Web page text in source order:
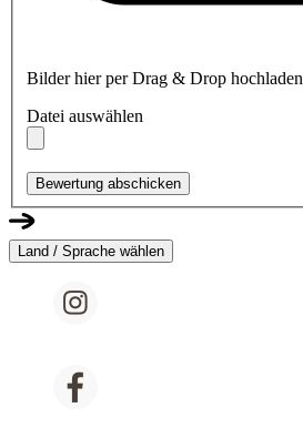
Bilder hier per Drag & Drop hochladen
Datei auswählen
Bewertung abschicken
Land / Sprache wählen